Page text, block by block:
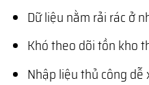
Dữ liệu nằm rải rác ở
Khó theo dõi tồn kho
Nhập liệu thủ công dễ